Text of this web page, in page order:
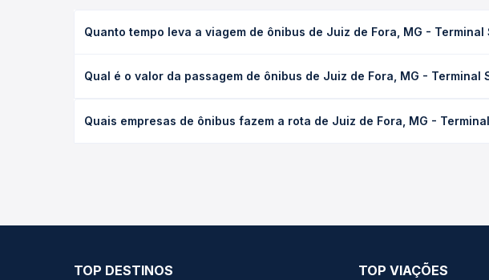
Quanto tempo leva a viagem de ônibus de Juiz de Fora, MG - Terminal
executivo ou leito) e as condições de tráfego. Na Quero Passagem você
Qual é o valor da passagem de ônibus de Juiz de Fora, MG - Terminal
de poltrona e a antecedência da compra. Na Quero Passagem você
Quais empresas de ônibus fazem a rota de Juiz de Fora, MG -
TOP DESTINOS TOP VIAÇÕES